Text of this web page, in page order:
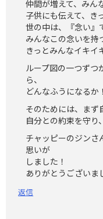
仲間が増えて、みん
子供にも伝えて、き
世の中は、『念い』
みんなこの念いを持
きっとみんなイキイ
ループ図の一つずつ
ら、
どんなふうになるか
そのためには、まず
自分との約束を守り
チャッピーのジンさ
思いが
しました！
ありがとうございま
返信